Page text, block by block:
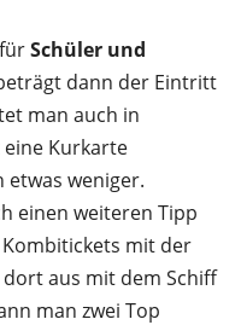
Schüler und
dann der Eintritt
man auch in
Kurkarte
etwas weniger.
einen weiteren Tipp
mit der
aus mit dem Schiff
man zwei Top